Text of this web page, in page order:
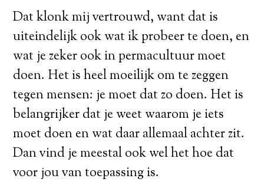
Dat klonk mij vertrouwd, want dat is
uiteindelijk ook wat ik probeer te doen, en
wat je zeker ook in permacultuur moet
doen. Het is heel moeilijk om te zeggen
tegen mensen: je moet dat zo doen. Het is
belangrijker dat je weet waarom je iets
moet doen en wat daar allemaal achter zit.
Dan vind je meestal ook wel het hoe dat
voor jou van toepassing is.